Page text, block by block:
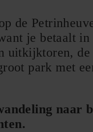
de
je betaalt
uitkijktoren,
park met
naar